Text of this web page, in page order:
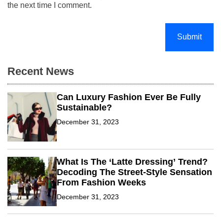
the next time I comment.
Recent News
Can Luxury Fashion Ever Be Fully
Sustainable?
December 31, 2023
What Is The ‘Latte Dressing’ Trend?
Decoding The Street-Style Sensation
From Fashion Weeks
December 31, 2023